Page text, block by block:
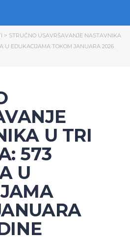
> STRUČNO USAVRŠAVANJE NASTAVNIKA
U EDUKACIJAMA TOKOM JANUARA 2026.
U TRI
573
U